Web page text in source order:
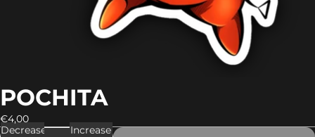
POCHITA
€4,00
Decrease
Increase